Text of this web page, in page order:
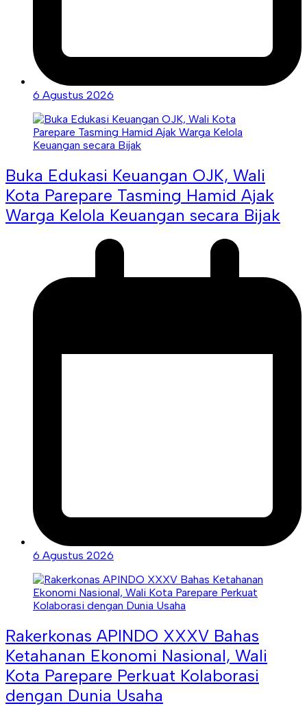
6 Agustus 2026
Buka Edukasi Keuangan OJK, Wali
Kota Parepare Tasming Hamid Ajak
Warga Kelola Keuangan secara Bijak
6 Agustus 2026
Rakerkonas APINDO XXXV Bahas
Ketahanan Ekonomi Nasional, Wali
Kota Parepare Perkuat Kolaborasi
dengan Dunia Usaha